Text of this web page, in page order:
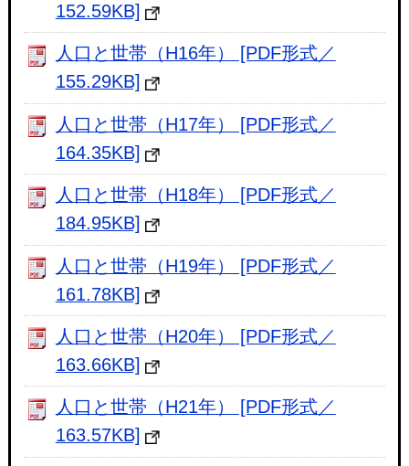
152.59KB]
人口と世帯（H16年） [PDF形式／
155.29KB]
人口と世帯（H17年） [PDF形式／
164.35KB]
人口と世帯（H18年） [PDF形式／
184.95KB]
人口と世帯（H19年） [PDF形式／
161.78KB]
人口と世帯（H20年） [PDF形式／
163.66KB]
人口と世帯（H21年） [PDF形式／
163.57KB]